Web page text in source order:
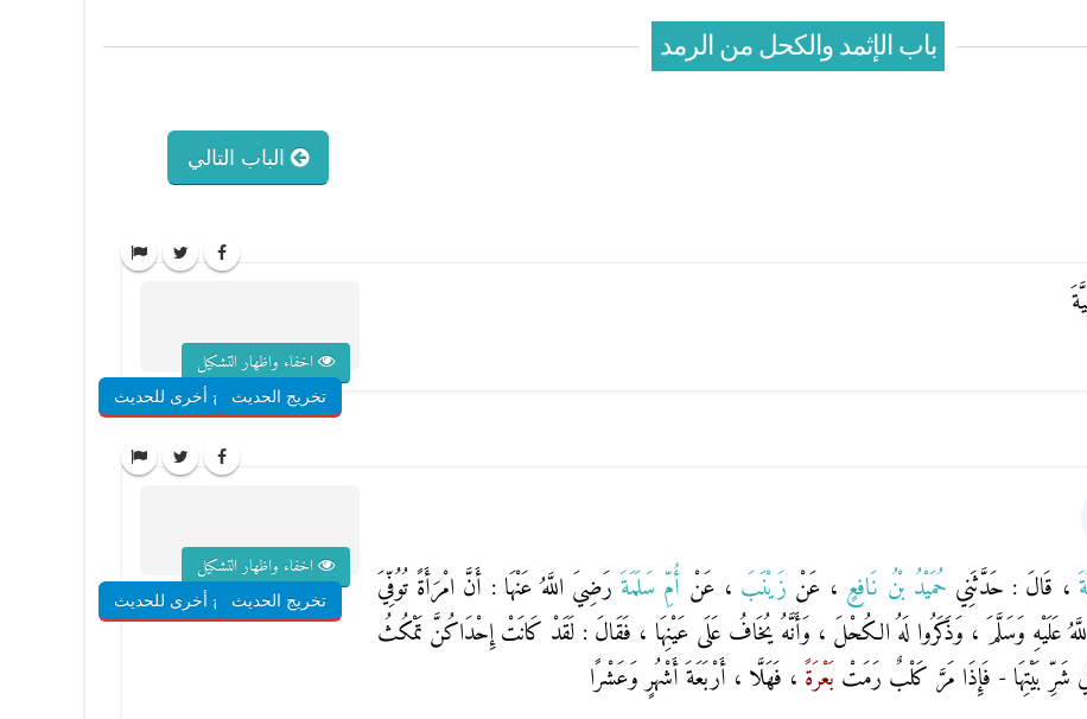
باب الإثمد والكحل من الرمد
الباب التالي
اخفاء واظهار التشكيل
تخريج الحديثشروح أخرى للحديث
، قَالَ : حَدَّثَنِي حُمَيْدُ بْنُ نَافِعٍ ، عَنْ زَيْنَبَ ، عَنْ أُمِّ سَلَمَةَ رَضِيَ اللَّهُ عَنْهَا : أَنَّ امْرَأَةً تُوُفِّيَ
عَلَيْهِ وَسَلَّمَ ، وَذَكَرُوا لَهُ الكُحْلَ ، وَأَنَّهُ يُخَافُ عَلَى عَيْنِهَا ، فَقَالَ : لَقَدْ كَانَتْ إِحْدَاكُنَّ تَمْكُثُ
شَرِّ بَيْتِهَا - فَإِذَا مَرَّ كَلْبٌ رَمَتْ بَعْرَةً ، فَهَلَّا ، أَرْبَعَةَ أَشْهُرٍ وَعَشْرًا
اخفاء واظهار التشكيل
تخريج الحديثشروح أخرى للحديث